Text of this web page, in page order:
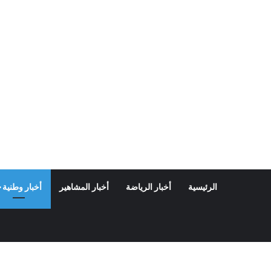
الرئيسية أخبار الرياضة أخبار المشاهير أخبار وطنية